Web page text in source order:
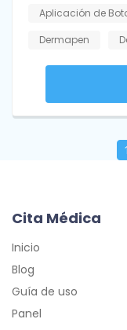
Aplicación de
Dermapen
1
Cita Médica
Inicio
Blog
Guía de uso
Panel